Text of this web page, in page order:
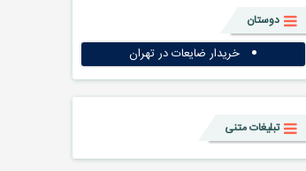
دوستان
خریدار ضایعات در تهران
تبلیغات متنی